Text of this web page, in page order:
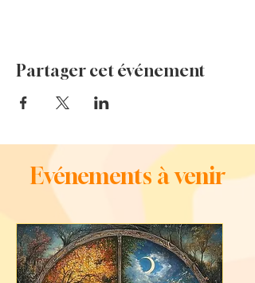
Partager cet événement
Evénements à venir